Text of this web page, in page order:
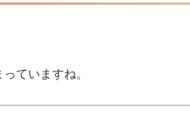
ていますね。